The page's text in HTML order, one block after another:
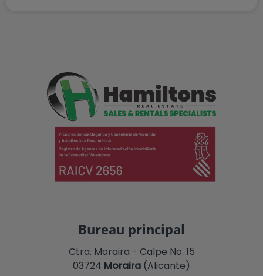
Bureau principal
Ctra. Moraira - Calpe No. 15
03724 Moraira (Alicante)